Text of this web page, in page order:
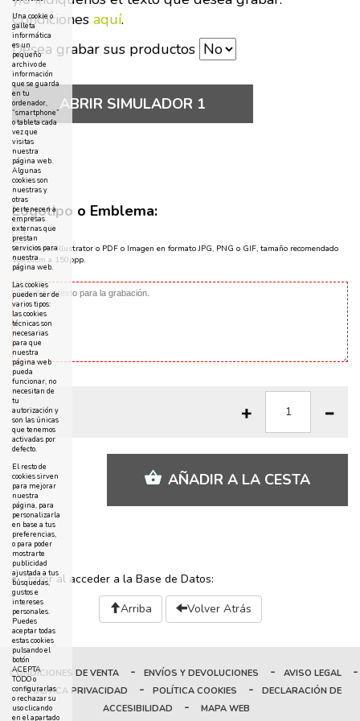
Condiciones aquí.
Desea grabar sus productos
ABRIR SIMULADOR 1
Logotipo o Emblema:
Documento Illustrator o PDF o Imagen en formato JPG, PNG o GIF, tamaño recomendado
10x10cm a 150ppp.
AÑADIR A LA CESTA
Error al acceder a la Base de Datos:
Arriba
Volver Atrás
CONDICIONES DE VENTA - ENVÍOS Y DEVOLUCIONES - AVISO LEGAL -
POLÍTICA PRIVACIDAD - POLÍTICA COOKIES -
DECLARACIÓN DE
ACCESIBILIDAD
- MAPA WEB
Una cookie o
galleta
informática
es un
pequeño
archivo de
información
que se guarda
en tu
ordenador,
“smartphone”
o tableta cada
vez que
visitas
nuestra
página web.
Algunas
cookies son
nuestras y
otras
pertenecen a
empresas
externas que
prestan
servicios para
nuestra
página web.
Las cookies
pueden ser de
varios tipos:
las cookies
técnicas son
necesarias
para que
nuestra
página web
pueda
funcionar, no
necesitan de
tu
autorización y
son las únicas
que tenemos
activadas por
defecto.
El resto de
cookies sirven
para mejorar
nuestra
página, para
personalizarla
en base a tus
preferencias,
o para poder
mostrarte
publicidad
ajustada a tus
búsquedas,
gustos e
intereses
personales.
Puedes
aceptar todas
estas cookies
pulsando el
botón
ACEPTA
TODO o
configurarlas
o rechazar su
uso clicando
en el apartado